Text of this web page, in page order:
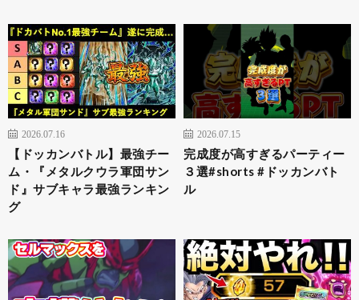
2026.07.16
【ドッカンバトル】最強チー
ム・『メタルクウラ軍団サン
ド』サブキャラ最強ランキン
グ
2026.07.15
完成度が高すぎるパーティー
３選#shorts #ドッカンバト
ル